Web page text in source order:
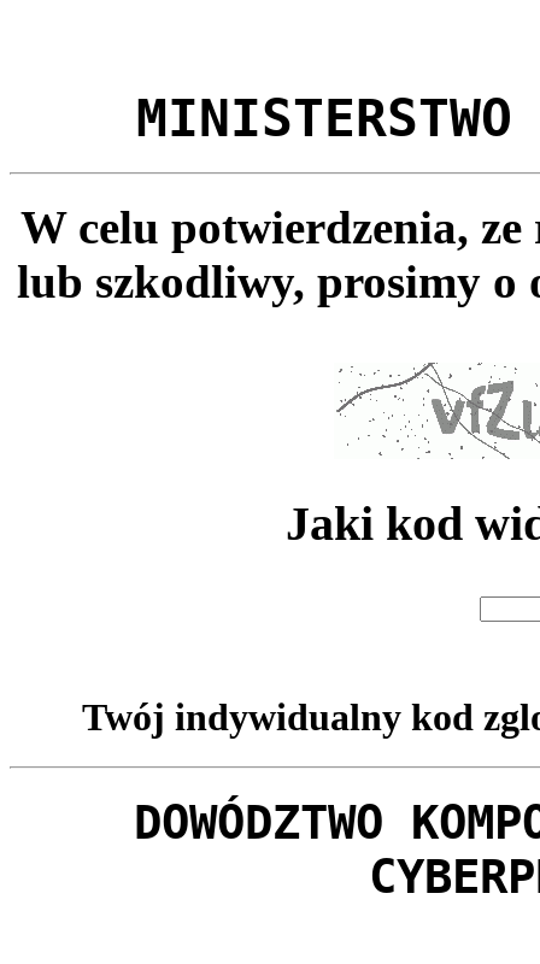
MINISTERSTWO
W celu potwierdzenia,
lub szkodliwy, prosimy o
Jaki kod
Twój indywidualny kod
DOWÓDZTWO